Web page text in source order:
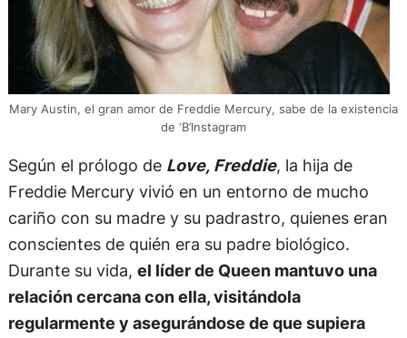
Mary Austin, el gran amor de Freddie Mercury, sabe de la existencia
de ‘B’Instagram
Según el prólogo de Love, Freddie, la hija de
Freddie Mercury vivió en un entorno de mucho
cariño con su madre y su padrastro, quienes eran
conscientes de quién era su padre biológico.
Durante su vida, el líder de Queen mantuvo una
relación cercana con ella, visitándola
regularmente y asegurándose de que supiera